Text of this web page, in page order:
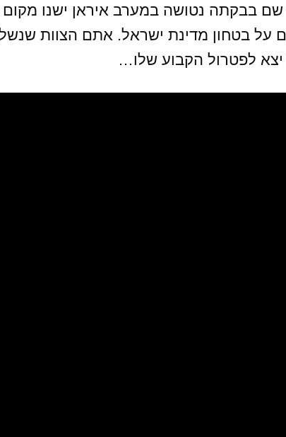
שם בבקתה נטושה במערב איראן ישנו מקום
על בטחון מדינת ישראל. אתם הצוות
לפטרול הקבוע שלו…